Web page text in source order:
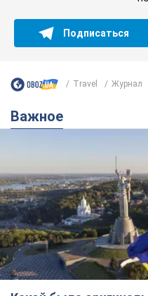
Какой была
Украины и почему ее
империя: об этом не
Государственным символом
и припев песни
3 часа назад 11,0 т.
Александру
известно о трех детях
символа 90-х и как